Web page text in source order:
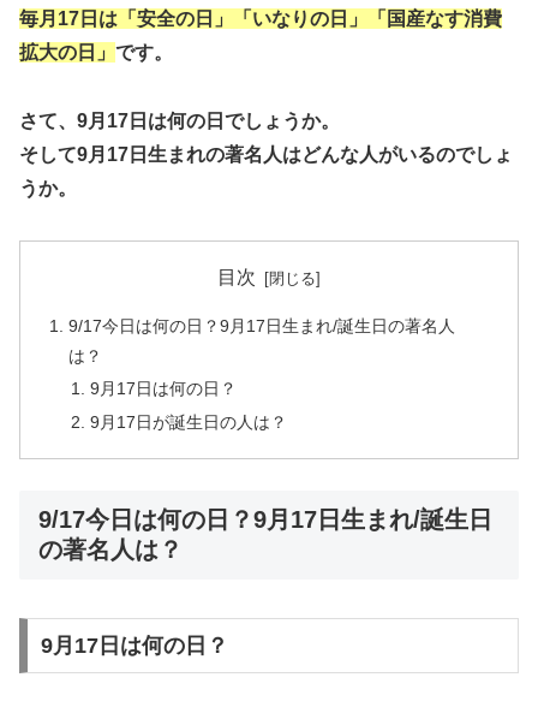
毎月17日は「安全の日」「いなりの日」「国産なす消費
拡大の日」 です。
さて、9月17日は何の日でしょうか。
そして9月17日生まれの著名人はどんな人がいるのでしょ
うか。
目次
9/17今日は何の日？9月17日生まれ/誕生日の著名人
は？
9月17日は何の日？
9月17日が誕生日の人は？
9/17今日は何の日？9月17日生まれ/誕生日
の著名人は？
9月17日は何の日？